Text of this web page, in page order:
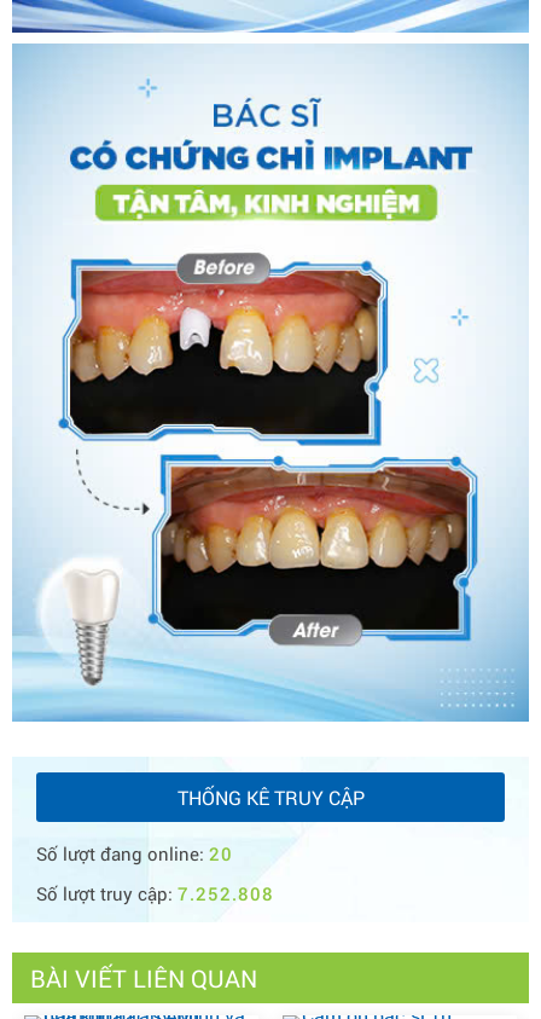
THỐNG KÊ TRUY CẬP
Số lượt đang online: 20
Số lượt truy cập: 7.252.808
BÀI VIẾT LIÊN QUAN